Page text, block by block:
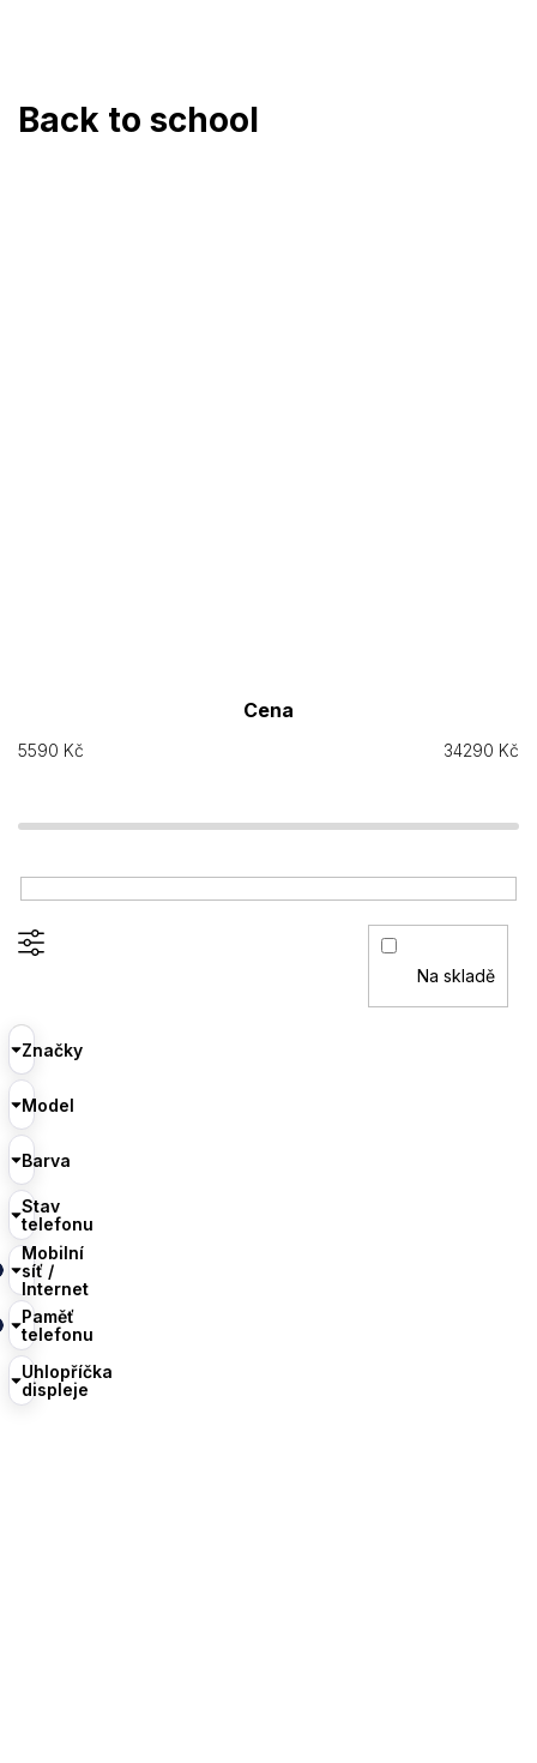
Back to school
Cena
5590 Kč 34290 Kč
Na skladě
Značky
Model
Barva
Stav
telefonu
Mobilní
síť /
Internet
Paměť
telefonu
Uhlopříčka
displeje